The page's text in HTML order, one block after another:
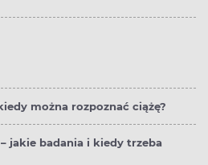
można rozpoznać ciążę?
jakie badania i kiedy trzeba